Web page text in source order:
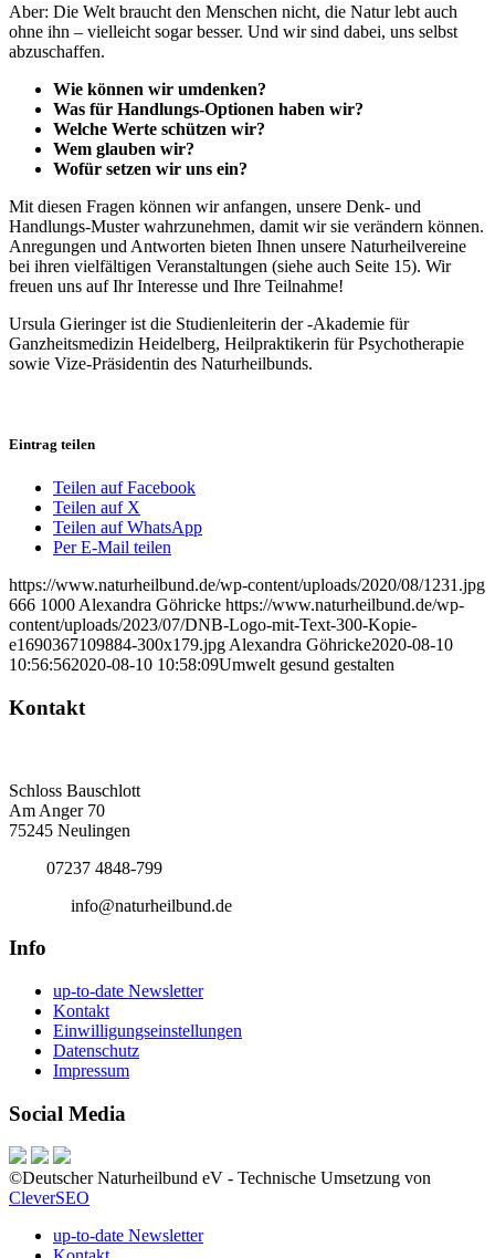
Aber: Die Welt braucht den Menschen nicht, die Natur lebt auch
ohne ihn – vielleicht sogar besser. Und wir sind dabei, uns selbst
abzuschaffen.
Wie können wir umdenken?
Was für Handlungs-Optionen haben wir?
Welche Werte schützen wir?
Wem glauben wir?
Wofür setzen wir uns ein?
Mit diesen Fragen können wir anfangen, unsere Denk- und
Handlungs-Muster wahrzunehmen, damit wir sie verändern können.
Anregungen und Antworten bieten Ihnen unsere Naturheilvereine
bei ihren vielfältigen Veranstaltungen (siehe auch Seite 15). Wir
freuen uns auf Ihr Interesse und Ihre Teilnahme!
Ursula Gieringer ist die Studienleiterin der -Akademie für
Ganzheitsmedizin Heidelberg, Heilpraktikerin für Psychotherapie
sowie Vize-Präsidentin des Naturheilbunds.
Eintrag teilen
Teilen auf Facebook
Teilen auf X
Teilen auf WhatsApp
Per E-Mail teilen
https://www.naturheilbund.de/wp-content/uploads/2020/08/1231.jpg
666 1000 Alexandra Göhricke https://www.naturheilbund.de/wp-
content/uploads/2023/07/DNB-Logo-mit-Text-300-Kopie-
e1690367109884-300x179.jpg Alexandra Göhricke2020-08-10
10:56:562020-08-10 10:58:09Umwelt gesund gestalten
Kontakt
Schloss Bauschlott
Am Anger 70
75245 Neulingen
07237 4848-799
info@naturheilbund.de
Info
up-to-date Newsletter
Kontakt
Einwilligungseinstellungen
Datenschutz
Impressum
Social Media
©Deutscher Naturheilbund eV - Technische Umsetzung von
CleverSEO
up-to-date Newsletter